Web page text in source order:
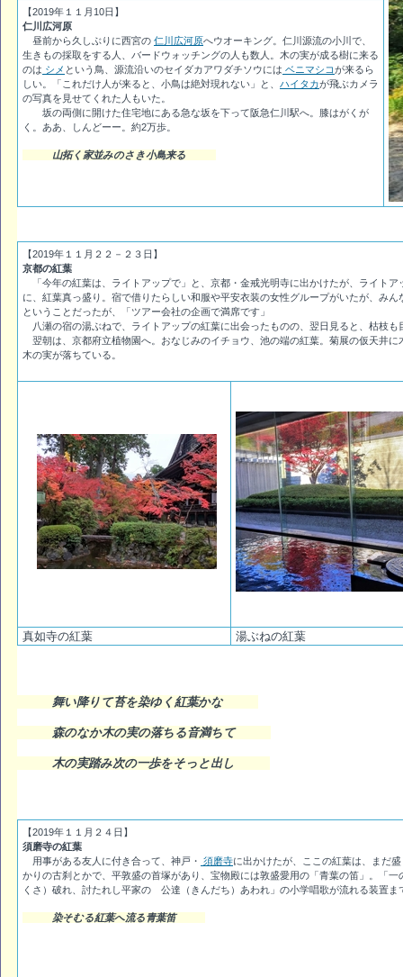
【2019年１１月10日】
仁川広河原
昼前から久しぶりに西宮の 仁川広河原へウオーキング。仁川源流の小川で、
生きもの採取をする人、バードウォッチングの人も数人。木の実が成る樹に来る
のは シメ という鳥、源流沿いのセイダカアワダチソウには ベニマシコが来るら
しい。「これだけ人が来ると、小鳥は絶対現れない」と、 ハイタカが飛ぶカメラ
の写真を見せてくれた人もいた。
坂の両側に開けた住宅地にある急な坂を下って阪急仁川駅へ。膝はがくが
く。ああ、しんどーー。約2万歩。
山拓く家並みのさき小鳥来る
【2019年１１月２２－２３日】
京都の紅葉
「今年の紅葉は、ライトアップで」と、京都・金戒光明寺に出かけたが、ライト
に、紅葉真っ盛り。宿で借りたらしい和服や平安衣装の女性グループがいたが、み
ということだったが、「ツアー会社の企画で満席です」
八瀬の宿の湯ぶねで、ライトアップの紅葉に出会ったものの、翌日見ると、枯枝も
翌朝は、京都府立植物園へ。おなじみのイチョウ、池の端の紅葉。菊展の仮天井
木の実が落ちている。
真如寺の紅葉 湯ぶねの紅葉
舞い降りて苔を染ゆく紅葉かな
森のなか木の実の落ちる音満ちて
木の実踏み次の一歩をそっと出し
【2019年１１月２４日】
須磨寺の紅葉
用事がある友人に付き合って、神戸・ 須磨寺に出かけたが、ここの紅葉は、まだ
かりの古刹とかで、平敦盛の首塚があり、宝物殿には敦盛愛用の「青葉の笛」。「
くさ）破れ、討たれし平家の 公達（きんだち）あわれ」の小学唱歌が流れる装置ま
染そむる紅葉へ流る青葉笛